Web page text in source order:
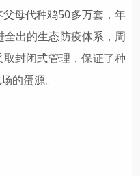
母代种鸡50多万套，年
出的生态防疫体系，周
封闭式管理，保证了种
的蛋源。